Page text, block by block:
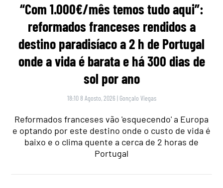
“Com 1.000€/mês temos tudo aqui”:
reformados franceses rendidos a
destino paradisíaco a 2 h de Portugal
onde a vida é barata e há 300 dias de
sol por ano
18:10 8 Agosto, 2026 | Gonçalo Viegas
Reformados franceses vão 'esquecendo' a Europa
e optando por este destino onde o custo de vida é
baixo e o clima quente a cerca de 2 horas de
Portugal